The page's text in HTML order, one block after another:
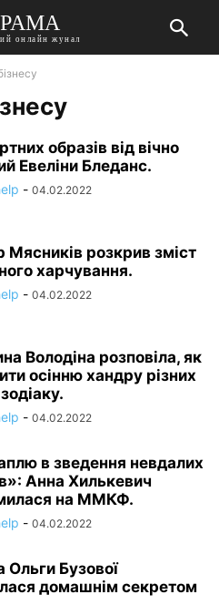
онлайн жунал
образів від вічно
Евеліни Бледанс.
- 04.02.2022
Мясників розкрив зміст
харчування.
- 04.02.2022
Володіна розповіла, як
осінню хандру різних
- 04.02.2022
в зведення невдалих
Анна Хилькевич
на ММКФ.
- 04.02.2022
Ольги Бузової
домашнім секретом